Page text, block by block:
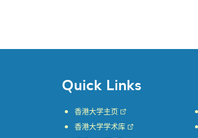
Quick Links
香港大学主页
香港大学学术库